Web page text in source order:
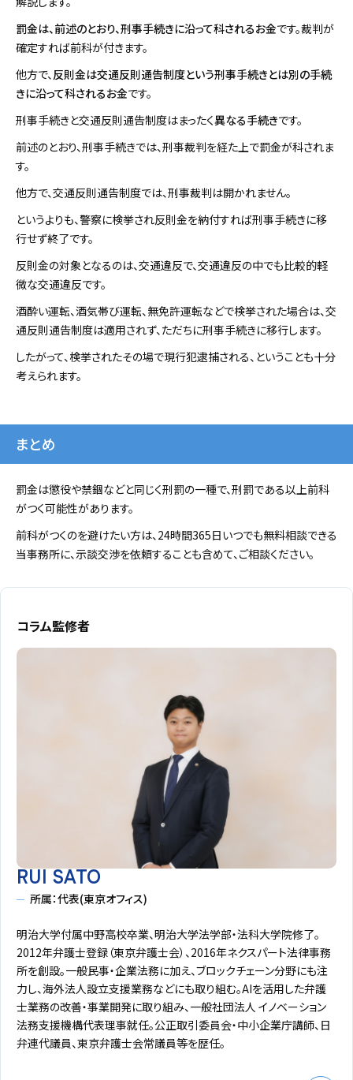
罰金は、前述のとおり、刑事手続きに沿って科されるお金です。裁判が
確定すれば前科が付きます。
他方で、反則金は交通反則通告制度という刑事手続きとは別の手続
きに沿って科されるお金です。
刑事手続きと交通反則通告制度はまったく異なる手続きです。
前述のとおり、刑事手続きでは、刑事裁判を経た上で罰金が科されま
す。
他方で、交通反則通告制度では、刑事裁判は開かれません。
というよりも、警察に検挙され反則金を納付すれば刑事手続きに移
行せず終了です。
反則金の対象となるのは、交通違反で、交通違反の中でも比較的軽
微な交通違反です。
酒酔い運転、酒気帯び運転、無免許運転などで検挙された場合は、交
通反則通告制度は適用されず、ただちに刑事手続きに移行します。
したがって、検挙されたその場で現行犯逮捕される、ということも十分
考えられます。
まとめ
罰金は懲役や禁錮などと同じく刑罰の一種で、刑罰である以上前科
がつく可能性があります。
前科がつくのを避けたい方は、24時間365日いつでも無料相談できる
当事務所に、示談交渉を依頼することも含めて、ご相談ください。
コラム監修者
RUI SATO
所属：代表(東京オフィス)
明治大学付属中野高校卒業、明治大学法学部・法科大学院修了。
2012年弁護士登録（東京弁護士会）、2016年ネクスパート法律事務
所を創設。一般民事・企業法務に加え、ブロックチェーン分野にも注
力し、海外法人設立支援業務などにも取り組む。AIを活用した弁護
士業務の改善・事業開発に取り組み、一般社団法人 イノベーション
法務支援機構代表理事就任。公正取引委員会・中小企業庁講師、日
弁連代議員、東京弁護士会常議員等を歴任。